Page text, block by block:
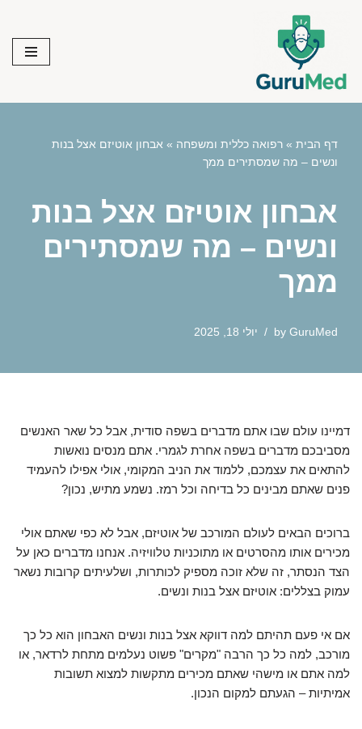
content
דף הבית » רפואה כללית ומשפחה » אבחון אוטיזם אצל בנות
ונשים – מה שמסתירים ממך
אבחון אוטיזם אצל בנות
ונשים – מה שמסתירים
ממך
by GuruMed יולי 18, 2025
דמיינו עולם שבו אתם מדברים בשפה סודית, אבל כל שאר האנשים
מסביבכם מדברים בשפה אחרת לגמרי. אתם מנסים נואשות
להתאים את עצמכם, ללמוד את הניב המקומי, אולי אפילו להעמיד
פנים שאתם מבינים כל בדיחה וכל רמז. נשמע מתיש, נכון?
ברוכים הבאים לעולם המורכב של אוטיזם, אבל לא כפי שאתם אולי
מכירים אותו מהסרטים או מתוכניות טלוויזיה. אנחנו מדברים כאן על
הצד הנסתר, זה שלא זוכה מספיק לכותרות, ושלעיתים קרובות נשאר
עמוק בצללים: אוטיזם אצל בנות ונשים.
אם אי פעם תהיתם למה דווקא אצל בנות ונשים האבחון הוא כל כך
מורכב, למה כל כך הרבה "מקרים" פשוט נעלמים מתחת לרדאר, או
למה אתם או מישהי שאתם מכירים מתקשות למצוא תשובות
אמיתיות – הגעתם למקום הנכון.